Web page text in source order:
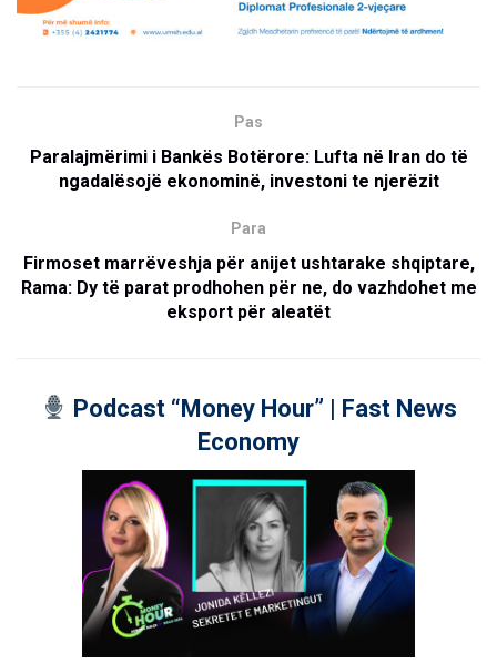
Pas
Paralajmërimi i Bankës Botërore: Lufta në Iran do të
ngadalësojë ekonominë, investoni te njerëzit
Para
Firmoset marrëveshja për anijet ushtarake shqiptare,
Rama: Dy të parat prodhohen për ne, do vazhdohet me
eksport për aleatët
Podcast “Money Hour” | Fast News
Economy